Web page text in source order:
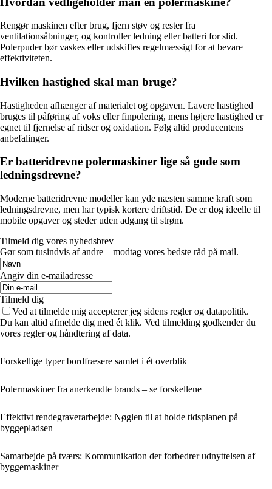
Rengør maskinen efter brug, fjern støv og rester fra
ventilationsåbninger, og kontroller ledning eller batteri for slid.
Polerpuder bør vaskes eller udskiftes regelmæssigt for at bevare
effektiviteten.
Hvilken hastighed skal man bruge?
Hastigheden afhænger af materialet og opgaven. Lavere hastighed
bruges til påføring af voks eller finpolering, mens højere hastighed er
egnet til fjernelse af ridser og oxidation. Følg altid producentens
anbefalinger.
Er batteridrevne polermaskiner lige så gode som
ledningsdrevne?
Moderne batteridrevne modeller kan yde næsten samme kraft som
ledningsdrevne, men har typisk kortere driftstid. De er dog ideelle til
mobile opgaver og steder uden adgang til strøm.
Tilmeld dig vores nyhedsbrev
Gør som tusindvis af andre – modtag vores bedste råd på mail.
Angiv din e-mailadresse
Tilmeld dig
Ved at tilmelde mig accepterer jeg sidens regler og datapolitik.
Du kan altid afmelde dig med ét klik. Ved tilmelding godkender du
vores regler og håndtering af data.
Forskellige typer bordfræsere samlet i ét overblik
Polermaskiner fra anerkendte brands – se forskellene
Effektivt rendegraverarbejde: Nøglen til at holde tidsplanen på
byggepladsen
Samarbejde på tværs: Kommunikation der forbedrer udnyttelsen af
byggemaskiner